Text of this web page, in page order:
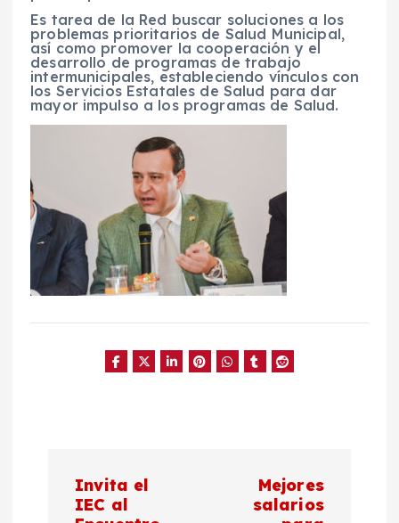
Es tarea de la Red buscar soluciones a los
problemas prioritarios de Salud Municipal,
así como promover la cooperación y el
desarrollo de programas de trabajo
intermunicipales, estableciendo vínculos con
los Servicios Estatales de Salud para dar
mayor impulso a los programas de Salud.
Invita el
IEC al
Mejores
salarios